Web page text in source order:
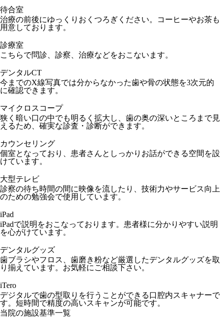
待合室
治療の前後にゆっくりおくつろぎください。コーヒーやお茶も
用意しております。
診療室
こちらで問診、診察、治療などをおこないます。
デンタルCT
今までのX線写真では分からなかった歯や骨の状態を3次元的
に確認できます。
マイクロスコープ
狭く暗い口の中でも明るく拡大し、歯の奥の深いところまで見
えるため、確実な診査・診断ができます。
カウンセリング
個室となっており、患者さんとしっかりお話ができる空間を設
けています。
大型テレビ
診察の待ち時間の間に映像を流したり、技術力やサービス向上
のための勉強会で使用しています。
iPad
iPadで説明をおこなっております。患者様に分かりやすい説明
を心がけています。
デンタルグッズ
歯ブラシやフロス、歯磨き粉など厳選したデンタルグッズを取
り揃えています。お気軽にご相談下さい。
iTero
デジタルで歯の型取りを行うことができる口腔内スキャナーで
す。短時間で精度の高いスキャンが可能です。
当院の施設基準一覧